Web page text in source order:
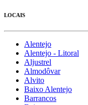
LOCAIS
Alentejo
Alentejo - Litoral
Aljustrel
Almodôvar
Alvito
Baixo Alentejo
Barrancos